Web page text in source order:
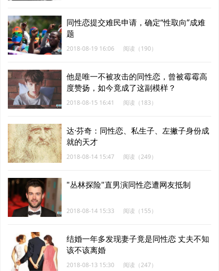
同性恋提交难民申请，确定“性取向”成难
题
2018-08-19 16:06 阅读（190）
他是唯一不被攻击的同性恋，曾被霉霉高
度赞扬，如今竟成了这副模样？
2018-08-15 16:41 阅读（183）
达·芬奇：同性恋、私生子、左撇子身份成
就的天才
2018-08-14 15:47 阅读（249）
"丛林探险"直男演同性恋遭网友抵制
2018-08-14 15:33 阅读（155）
结婚一年多发现妻子竟是同性恋 丈夫不知
该不该离婚
2018-08-13 15:30 阅读（247）